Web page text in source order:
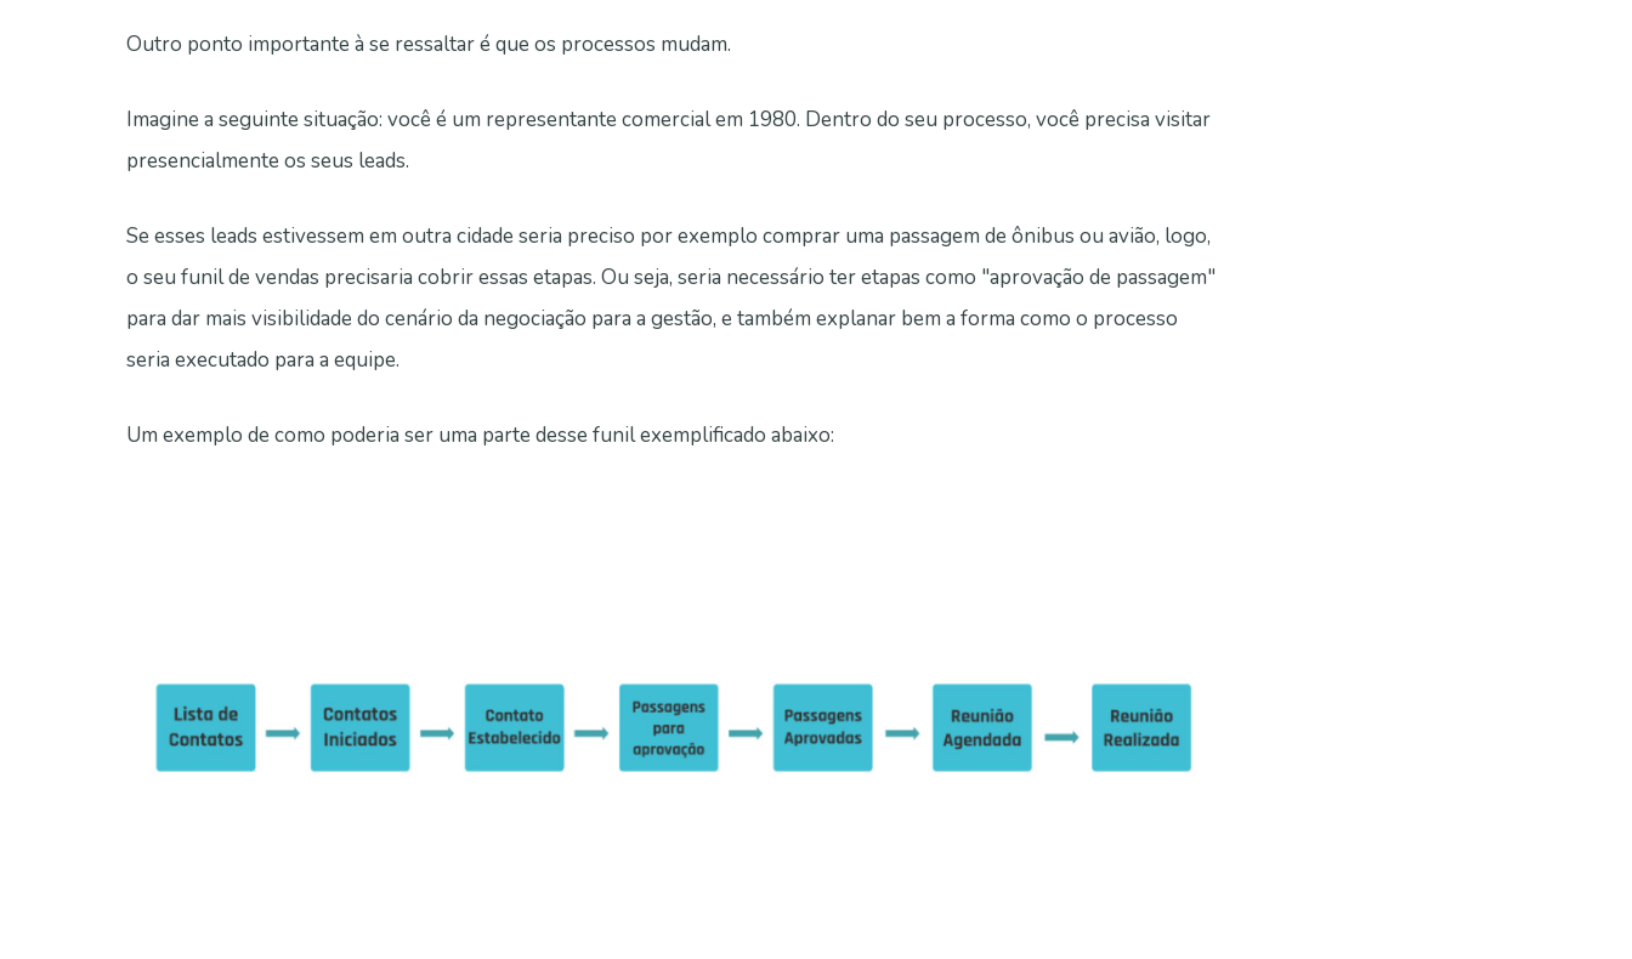
Outro ponto importante à se ressaltar é que os processos mudam.
Imagine a seguinte situação: você é um representante comercial em 1980. Dentro do seu processo, você precisa visitar
presencialmente os seus leads.
Se esses leads estivessem em outra cidade seria preciso por exemplo comprar uma passagem de ônibus ou avião, logo,
o seu funil de vendas precisaria cobrir essas etapas. Ou seja, seria necessário ter etapas como "aprovação de passagem"
para dar mais visibilidade do cenário da negociação para a gestão, e também explanar bem a forma como o processo
seria executado para a equipe.
Um exemplo de como poderia ser uma parte desse funil exemplificado abaixo: